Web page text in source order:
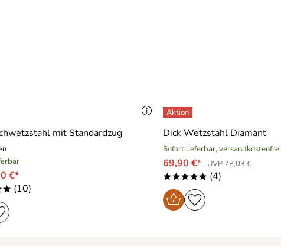
mit Standardzug
€*
(10)
Dick Wetzstahl Diamant
Sofort lieferbar, versandkostenfrei
69,90 €* UVP 78,03 €
***** (4)